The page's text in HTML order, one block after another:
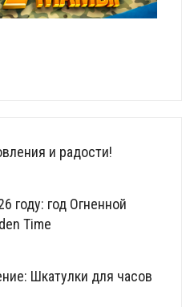
и радости!
году: год Огненной
Time
Шкатулки для часов